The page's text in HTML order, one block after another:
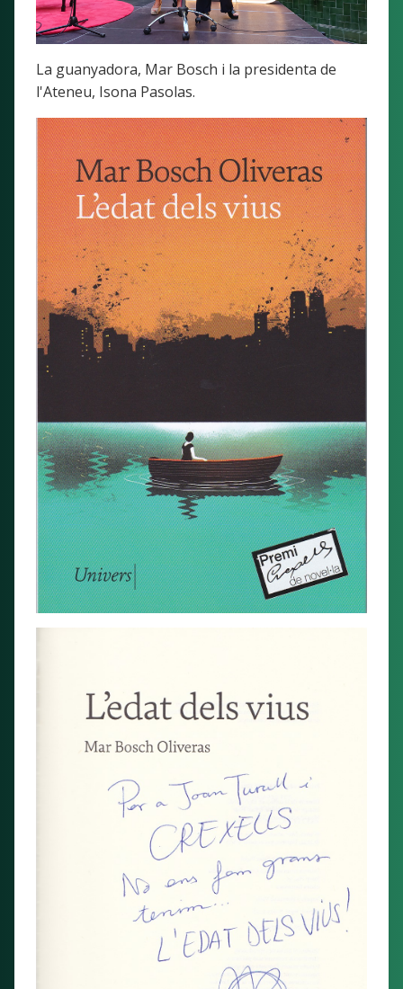
La guanyadora, Mar Bosch i la presidenta de
l'Ateneu, Isona Pasolas.